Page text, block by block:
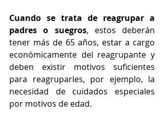
Cuando se trata de reagrupar a
padres o suegros, estos deberán
tener más de 65 años, estar a cargo
económicamente del reagrupante y
deben existir motivos suficientes
para reagruparles, por ejemplo, la
necesidad de cuidados especiales
por motivos de edad.